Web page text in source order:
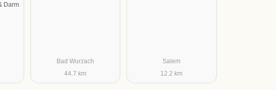
Darm
Bad Wurzach
44.7 km
Salem
12.2 km